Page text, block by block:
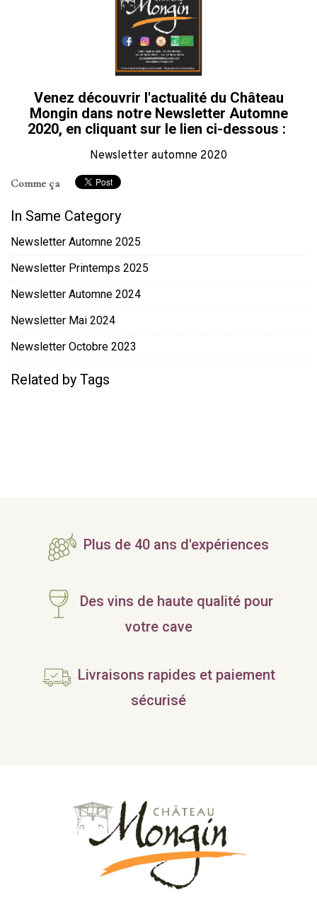
Venez découvrir l'actualité du Château
Mongin dans notre Newsletter Automne
2020, en cliquant sur le lien ci-dessous :
Newsletter automne 2020
Comme ça
In Same Category
Newsletter Automne 2025
Newsletter Printemps 2025
Newsletter Automne 2024
Newsletter Mai 2024
Newsletter Octobre 2023
Related by Tags
Plus de 40 ans d'expériences
Des vins de haute qualité pour
votre cave
Livraisons rapides et paiement
sécurisé